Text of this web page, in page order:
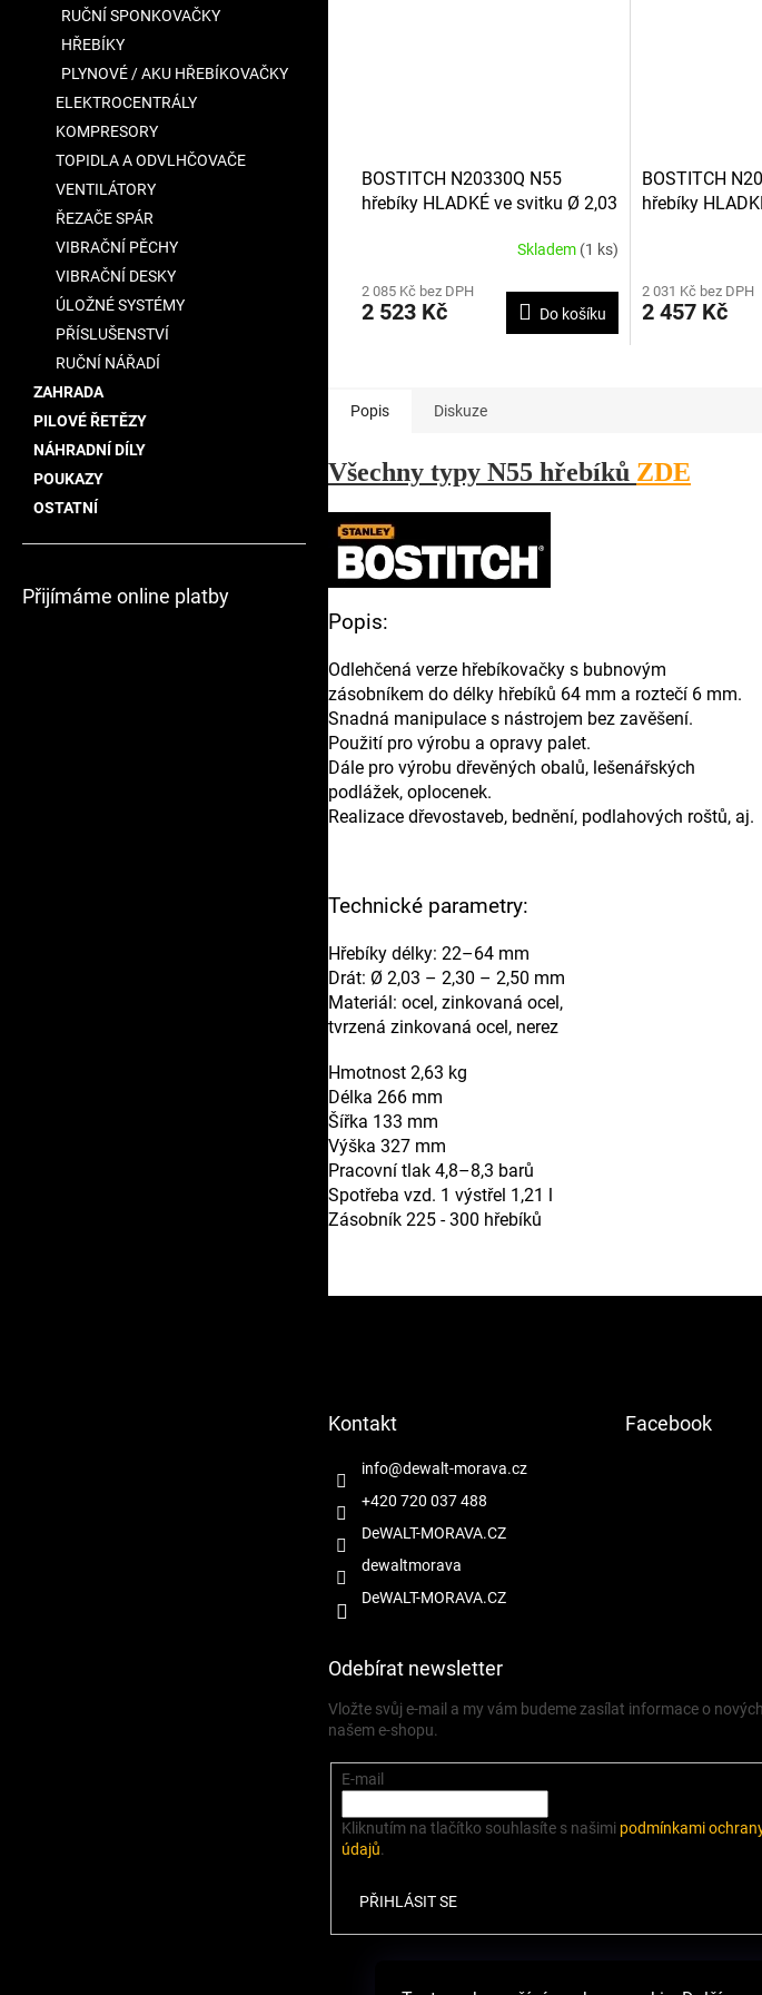
RUČNÍ SPONKOVAČKY
HŘEBÍKY
PLYNOVÉ / AKU HŘEBÍKOVAČKY
ELEKTROCENTRÁLY
KOMPRESORY
TOPIDLA A ODVLHČOVAČE
VENTILÁTORY
ŘEZAČE SPÁR
VIBRAČNÍ PĚCHY
VIBRAČNÍ DESKY
ÚLOŽNÉ SYSTÉMY
PŘÍSLUŠENSTVÍ
RUČNÍ NÁŘADÍ
ZAHRADA
PILOVÉ ŘETĚZY
NÁHRADNÍ DÍLY
POUKAZY
OSTATNÍ
Přijímáme online platby
BOSTITCH N20330Q N55
hřebíky HLADKÉ ve svitku Ø 2,03
Skladem (1 ks)
2 085 Kč bez DPH
2 523 Kč Do košíku
BOSTITCH
hřebíky
2 031 Kč bez DPH
2 457 Kč
Popis Diskuze
Všechny typy N55 hřebíků ZDE
Popis:
Odlehčená verze hřebíkovačky s bubnovým
zásobníkem do délky hřebíků 64 mm a roztečí 6 mm.
Snadná manipulace s nástrojem bez zavěšení.
Použití pro výrobu a opravy palet.
Dále pro výrobu dřevěných obalů, lešenářských
podlážek, oplocenek.
Realizace dřevostaveb, bednění, podlahových roštů, aj.
Technické parametry:
Hřebíky délky: 22–64 mm
Drát: Ø 2,03 – 2,30 – 2,50 mm
Materiál: ocel, zinkovaná ocel,
tvrzená zinkovaná ocel, nerez
Hmotnost 2,63 kg
Délka 266 mm
Šířka 133 mm
Výška 327 mm
Pracovní tlak 4,8–8,3 barů
Spotřeba vzd. 1 výstřel 1,21 l
Zásobník 225 - 300 hřebíků
Kontakt
info@dewalt-morava.cz
+420 720 037 488
DeWALT-MORAVA.CZ
dewaltmorava
DeWALT-MORAVA.CZ
Facebook
Odebírat newsletter
Vložte svůj e-mail a my vám budeme zasílat informace o
našem e-shopu.
E-mail
Kliknutím na tlačítko souhlasíte s našimi podmínkami
údajů.
PŘIHLÁSIT SE
Zboží.cz Heureka.cz Podmínky ochrany